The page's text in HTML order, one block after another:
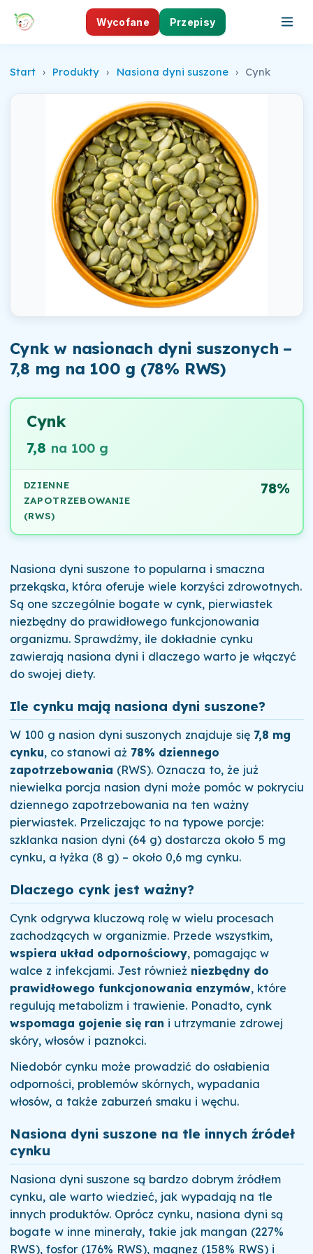
Wycofane Przepisy
Start › Produkty › Nasiona dyni suszone › Cynk
Cynk w nasionach dyni suszonych –
7,8 mg na 100 g (78% RWS)
Cynk
7,8 na 100 g
DZIENNE
ZAPOTRZEBOWANIE
(RWS)
78%
Nasiona dyni suszone to popularna i smaczna
przekąska, która oferuje wiele korzyści zdrowotnych.
Są one szczególnie bogate w cynk, pierwiastek
niezbędny do prawidłowego funkcjonowania
organizmu. Sprawdźmy, ile dokładnie cynku
zawierają nasiona dyni i dlaczego warto je włączyć
do swojej diety.
Ile cynku mają nasiona dyni suszone?
W 100 g nasion dyni suszonych znajduje się 7,8 mg
cynku, co stanowi aż 78% dziennego
zapotrzebowania (RWS). Oznacza to, że już
niewielka porcja nasion dyni może pomóc w pokryciu
dziennego zapotrzebowania na ten ważny
pierwiastek. Przeliczając to na typowe porcje:
szklanka nasion dyni (64 g) dostarcza około 5 mg
cynku, a łyżka (8 g) – około 0,6 mg cynku.
Dlaczego cynk jest ważny?
Cynk odgrywa kluczową rolę w wielu procesach
zachodzących w organizmie. Przede wszystkim,
wspiera układ odpornościowy, pomagając w
walce z infekcjami. Jest również niezbędny do
prawidłowego funkcjonowania enzymów, które
regulują metabolizm i trawienie. Ponadto, cynk
wspomaga gojenie się ran i utrzymanie zdrowej
skóry, włosów i paznokci.
Niedobór cynku może prowadzić do osłabienia
odporności, problemów skórnych, wypadania
włosów, a także zaburzeń smaku i węchu.
Nasiona dyni suszone na tle innych źródeł
cynku
Nasiona dyni suszone są bardzo dobrym źródłem
cynku, ale warto wiedzieć, jak wypadają na tle
innych produktów. Oprócz cynku, nasiona dyni są
bogate w inne minerały, takie jak mangan (227%
RWS), fosfor (176% RWS), magnez (158% RWS) i